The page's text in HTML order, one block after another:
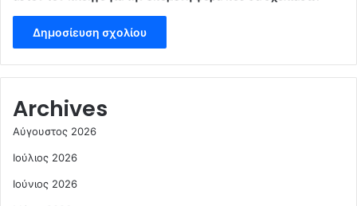
Archives
Αύγουστος 2026
Ιούλιος 2026
Ιούνιος 2026